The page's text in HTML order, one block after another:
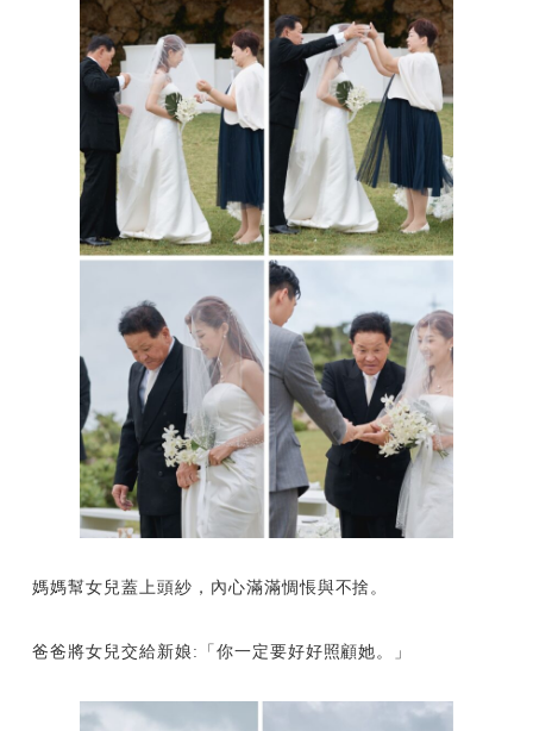
媽媽幫女兒蓋上頭紗，內心滿滿惆悵與不捨。
爸爸將女兒交給新娘:「你一定要好好照顧她。」